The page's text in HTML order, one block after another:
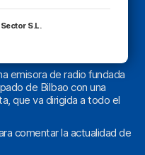
, los partidos del
y obra social.
emisora de radio fundada
de Bilbao con una
que va dirigida a todo el
comentar la actualidad de
S.L.